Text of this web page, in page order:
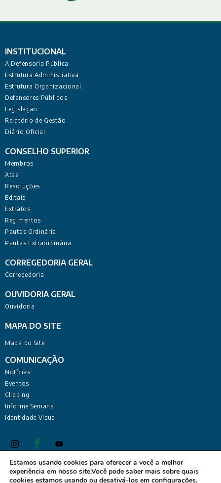
INSTITUCIONAL
A Defensoria Pública
Estrutura Administrativa
Estrutura Organizacional
Defensores Públicos
Legislação
Relatório de Gestão
Diário Oficial
CONSELHO SUPERIOR
Membros
Atas
Resoluções
Editais
Extratos
Regimentos
Pautas Ordinária
Pautas Extraordinária
CORREGEDORIA GERAL
Corregedoria
OUVIDORIA GERAL
Ouvidoria
MAPA DO SITE
Mapa do Site
COMUNICAÇÃO
Notícias
Eventos
Clipping
Informe Semanal
Identidade Visual
Defensoria Pública do Estado da Paraíba Sede Administrativa:
Estamos usando cookies para oferecer a você a melhor
experiência em nosso site.Você pode saber mais sobre quais
cookies estamos usando ou desativá-los em configurações.